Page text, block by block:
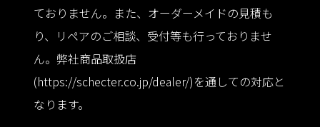
ておりません。また、オーダーメイドの見積も
り、リペアのご相談、受付等も行っておりませ
ん。弊社商品取扱店
(https://schecter.co.jp/dealer/)を通しての対応と
なります。